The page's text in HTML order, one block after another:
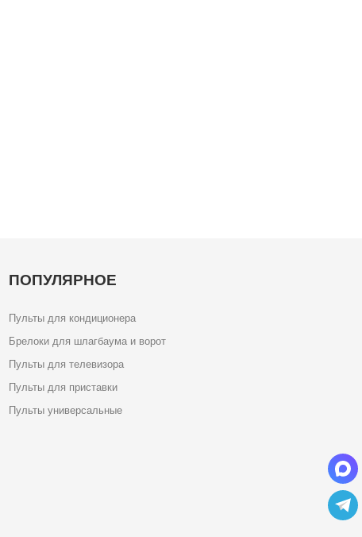
ПОПУЛЯРНОЕ
Пульты для кондиционера
Брелоки для шлагбаума и ворот
Пульты для телевизора
Пульты для приставки
Пульты универсальные